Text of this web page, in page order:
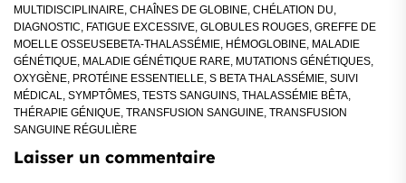
MULTIDISCIPLINAIRE, CHAÎNES DE GLOBINE, CHÉLATION DU,
DIAGNOSTIC, FATIGUE EXCESSIVE, GLOBULES ROUGES, GREFFE DE
MOELLE OSSEUSEBETA-THALASSÉMIE, HÉMOGLOBINE, MALADIE
GÉNÉTIQUE, MALADIE GÉNÉTIQUE RARE, MUTATIONS GÉNÉTIQUES,
OXYGÈNE, PROTÉINE ESSENTIELLE, S BETA THALASSÉMIE, SUIVI
MÉDICAL, SYMPTÔMES, TESTS SANGUINS, THALASSÉMIE BÊTA,
THÉRAPIE GÉNIQUE, TRANSFUSION SANGUINE, TRANSFUSION
SANGUINE RÉGULIÈRE
Laisser un commentaire